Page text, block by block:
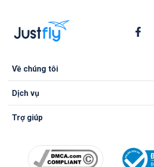
Về chúng tôi
Dịch vụ
Trợ giúp